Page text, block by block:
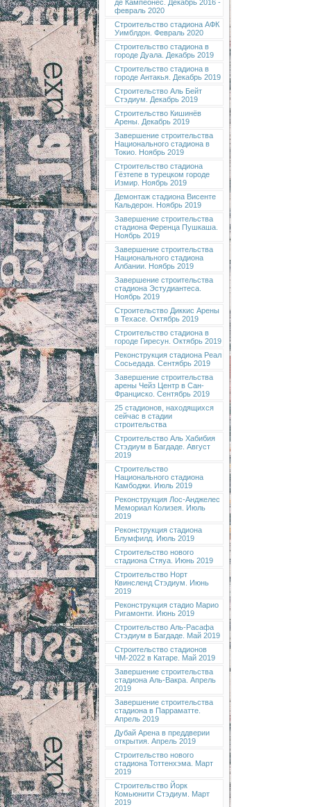
де Кампеонес. Декабрь 2016 -
февраль 2020
Строительство стадиона АФК
Уимблдон. Февраль 2020
Строительство стадиона в
городе Дуала. Декабрь 2019
Строительство стадиона в
городе Антакья. Декабрь 2019
Строительство Аль Бейт
Стэдиум. Декабрь 2019
Строительство Кишинёв
Арены. Декабрь 2019
Завершение строительства
Национального стадиона в
Токио. Ноябрь 2019
Строительство стадиона
Гёзтепе в турецком городе
Измир. Ноябрь 2019
Демонтаж стадиона Висенте
Кальдерон. Ноябрь 2019
Завершение строительства
стадиона Ференца Пушкаша.
Ноябрь 2019
Завершение строительства
Национального стадиона
Албании. Ноябрь 2019
Завершение строительства
стадиона Эстудиантеса.
Ноябрь 2019
Строительство Диккис Арены
в Техасе. Октябрь 2019
Строительство стадиона в
городе Гиресун. Октябрь 2019
Реконструкция стадиона Реал
Сосьедада. Сентябрь 2019
Завершение строительства
арены Чейз Центр в Сан-
Франциско. Сентябрь 2019
25 стадионов, находящихся
сейчас в стадии
строительства
Строительство Аль Хабибия
Стэдиум в Багдаде. Август
2019
Строительство
Национального стадиона
Камбоджи. Июль 2019
Реконструкция Лос-Анджелес
Мемориал Колизея. Июль
2019
Реконструкция стадиона
Блумфилд. Июль 2019
Строительство нового
стадиона Стяуа. Июнь 2019
Строительство Норт
Квинсленд Стэдиум. Июнь
2019
Реконструкция стадио Марио
Ригамонти. Июнь 2019
Строительство Аль-Расафа
Стэдиум в Багдаде. Май 2019
Строительство стадионов
ЧМ-2022 в Катаре. Май 2019
Завершение строительства
стадиона Аль-Вакра. Апрель
2019
Завершение строительства
стадиона в Парраматте.
Апрель 2019
Дубай Арена в преддверии
открытия. Апрель 2019
Строительство нового
стадиона Тоттенхэма. Март
2019
Строительство Йорк
Комьюнити Стэдиум. Март
2019